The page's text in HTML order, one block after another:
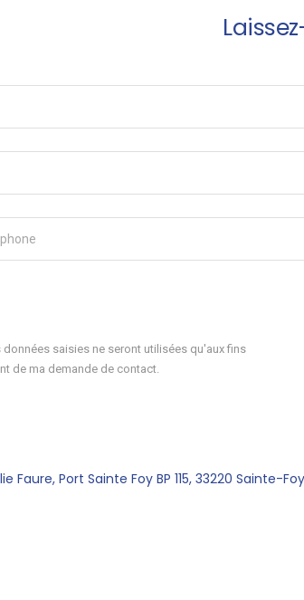
saisies ne seront utilisées qu'aux fins
de ma demande de contact.
Faure, Port Sainte Foy BP 115, 33220 Sainte-